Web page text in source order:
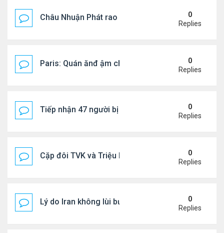
Châu Nhuận Phát rao bán tài sản
0
Replies
Paris: Quán ănđ ậm chất Việt đông kín khách chờ
0
Replies
Tiếp nhận 47 người bị Mỹ trục xuất, Công an
0
Replies
Cặp đôi TVK và Triệu Mẫn được yêu thích nhất
0
Replies
Lý do Iran không lùi bước trước lời đe dọa của
0
Replies